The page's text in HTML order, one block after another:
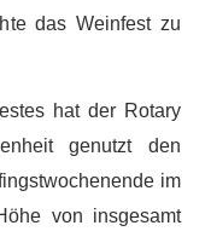
das Weinfest zu
hat der Rotary
genutzt den
im
von insgesamt